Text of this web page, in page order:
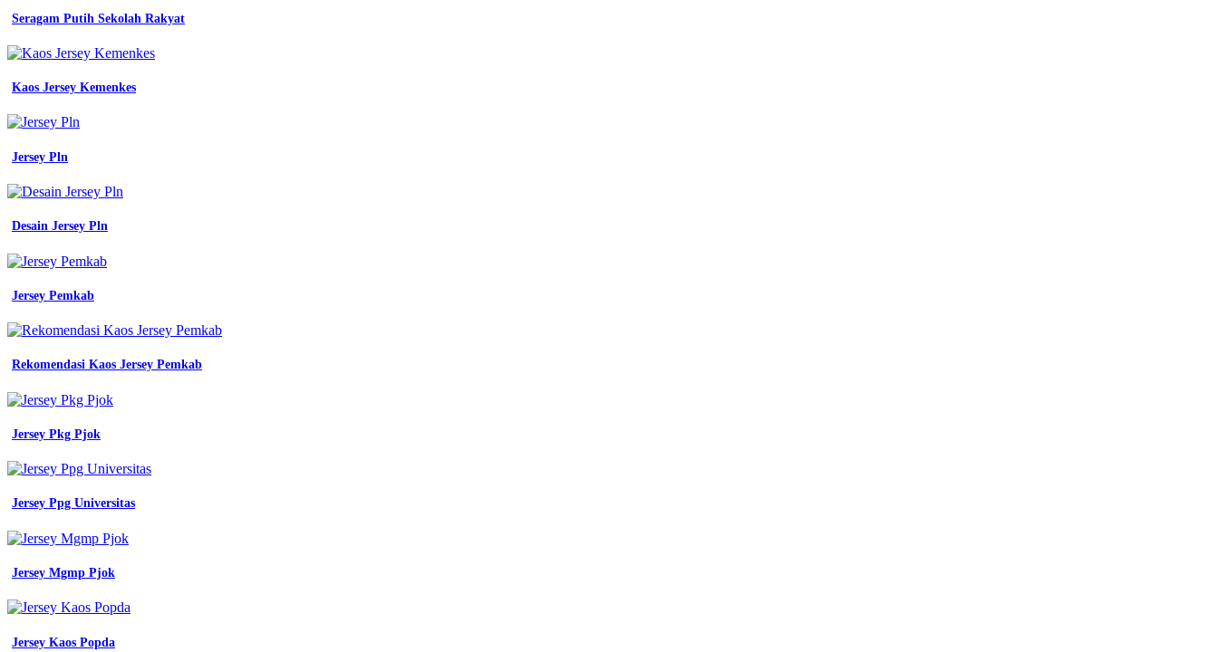
putih
jersey
bikin
desain
futsal
putih
jersey
printing
bikin
jersey
desain
putih
jersey
bikin
satuan
desain
lari
warna
putih
jersey
printing
bikin
Templet
Lapangan
satuan
Seragam Putih Sekolah Rakyat
Kaos Jersey Kemenkes
Jersey Pln
Desain Jersey Pln
Jersey Pemkab
Rekomendasi Kaos Jersey Pemkab
Jersey Pkg Pjok
Jersey Ppg Universitas
Jersey Mgmp Pjok
Jersey Kaos Popda